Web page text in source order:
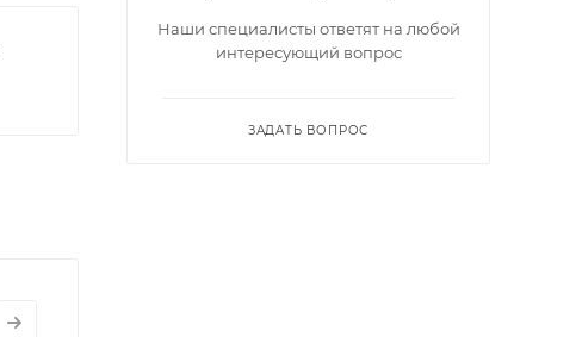
Наши специалисты ответят на любой
интересующий вопрос
ЗАДАТЬ ВОПРОС